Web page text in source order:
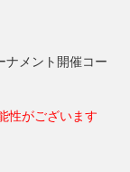
ナメント開催コー
性がございます